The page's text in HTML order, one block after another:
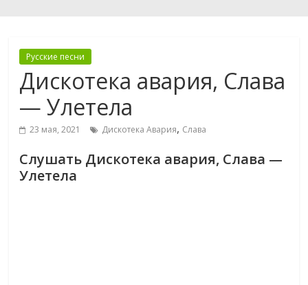
Русские песни
Дискотека авария, Слава
— Улетела
23 мая, 2021 Дискотека Авария, Слава
Слушать Дискотека авария, Слава —
Улетела